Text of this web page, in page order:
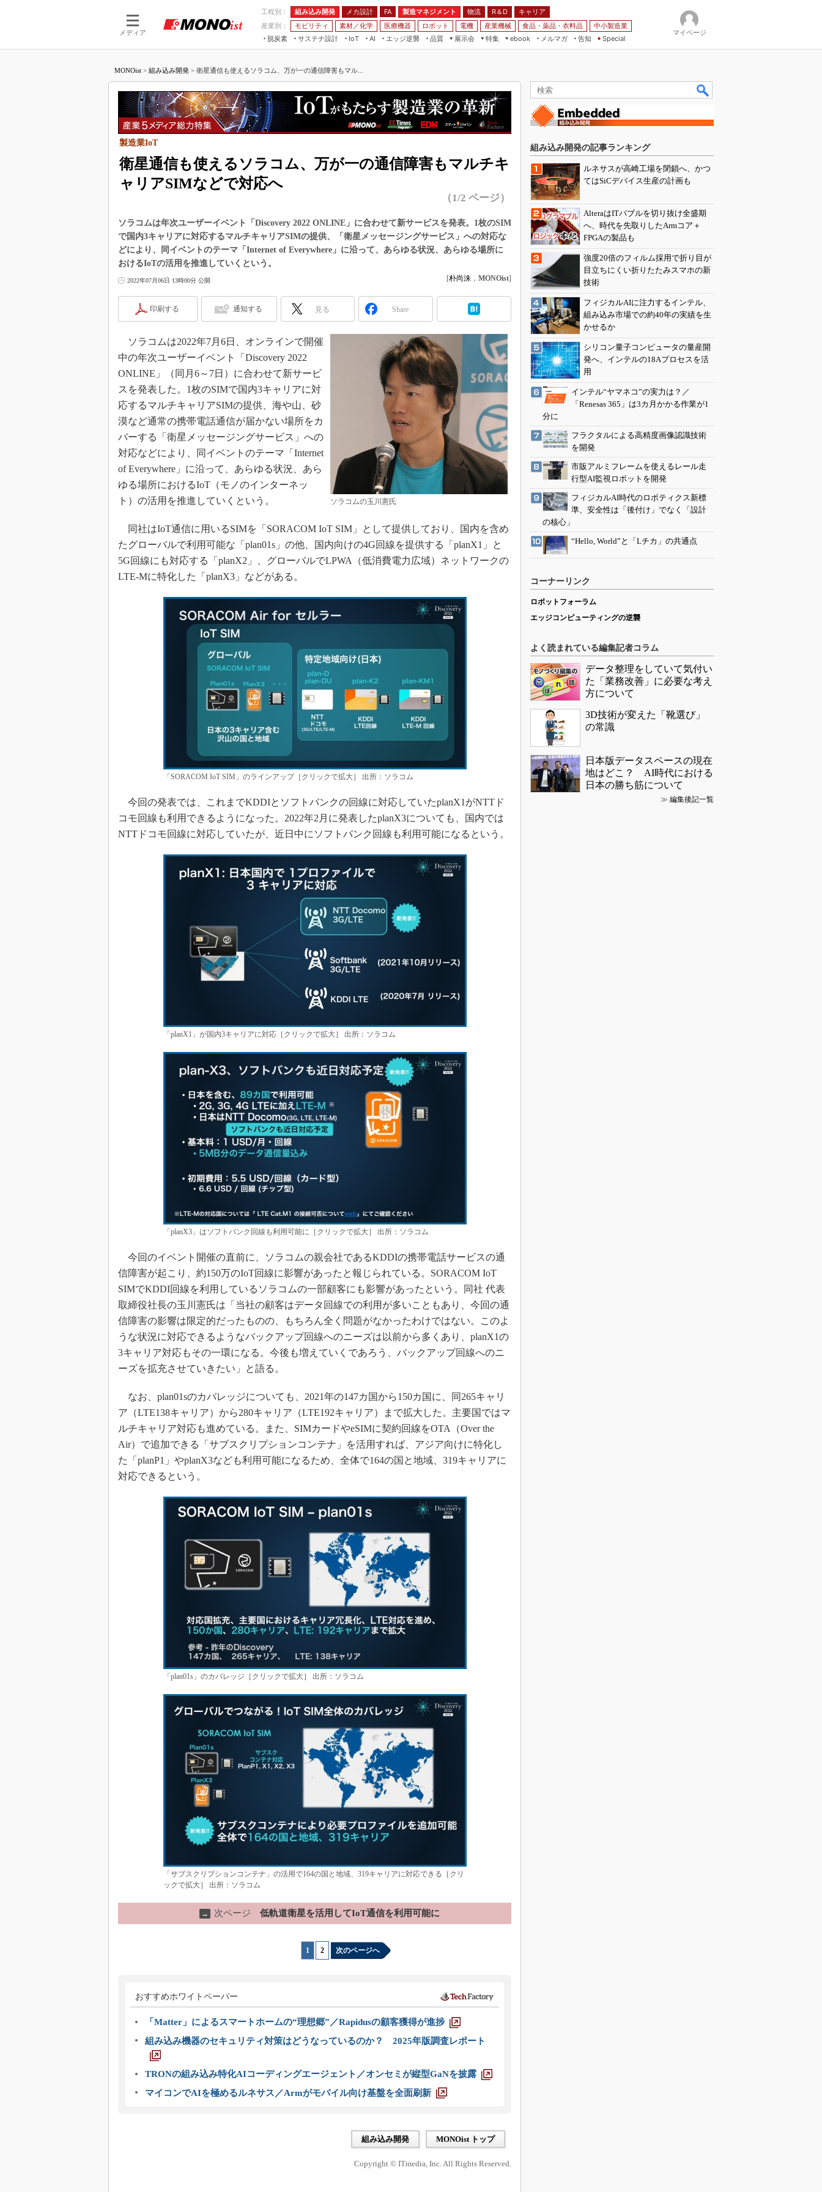
メディア
工程別： 組み込み開発 メカ設計 FA 製造マネジメント 物流 R＆D
キャリア
産業別：
モビリティ 素材／化学 医療機器 ロボット 電機 産業機械 食品・薬品・衣料品
中小製造業
脱炭素
サステナ設計
IoT
つながる工場
つながるサービス
AI
AI×設備保全
Physical AI
エッジ逆襲 品質
展示会
JIMTOF
組込み/エッジ コンピューティング
展＆IoT/5Gソリューション展
IIFES
国際ロボット展
ジャパンモビリティショー
TECHNO-FRONTIER
EdgeTech+
日本ものづくりワールド
特集
つながるクルマ
5G
VR／AR
フィールドサービス
組み込み画像技術
車載ソフト開発
ISO26262
デジタルツインとCAE
S＆OP
インダストリー4.0
イノベーション
製造業ビッグデータ
メイドインジャパン
植物工場
知財マネジメント
海外生産
グローバル設計・開発
制御セキュリティ
新型コロナへの対応
ebook
製造マネジメント
FA
モビリティ
メルマガ
告知 Special
マイページ
MONOist > 組み込み開発 > 衛星通信も使えるソラコム、万が一の通信障害もマル...
衛星通信も使えるソラコム、万が一の通信障害もマルチキ
ャリアSIMなどで対応へ
製造業IoT
（1/2 ページ）
ソラコムは年次ユーザーイベント「Discovery 2022 ONLINE」に合わせて新サービスを発表。1枚のSIM
で国内3キャリアに対応するマルチキャリアSIMの提供、「衛星メッセージングサービス」への対応な
どにより、同イベントのテーマ「Internet of Everywhere」に沿って、あらゆる状況、あらゆる場所に
おけるIoTの活用を推進していくという。
2022年07月06日 13時00分 公開 [朴尚洙 ， MONOist]
印刷する 通知する 見る Share
ソラコムの玉川憲氏
ソラコムは2022年7月6日、オンラインで開催
中の年次ユーザーイベント「Discovery 2022
ONLINE」（同月6～7日）に合わせて新サービ
スを発表した。1枚のSIMで国内3キャリアに対
応するマルチキャリアSIMの提供、海や山、砂
漠など通常の携帯電話通信が届かない場所をカ
バーする「衛星メッセージングサービス」への
対応などにより、同イベントのテーマ「Internet
of Everywhere」に沿って、あらゆる状況、あら
ゆる場所におけるIoT（モノのインターネッ
ト）の活用を推進していくという。
同社はIoT通信に用いるSIMを「SORACOM IoT SIM」として提供しており、国内を含め
たグローバルで利用可能な「plan01s」の他、国内向けの4G回線を提供する「planX1」と
5G回線にも対応する「planX2」、グローバルでLPWA（低消費電力広域）ネットワークの
LTE-Mに特化した「planX3」などがある。
「SORACOM IoT SIM」のラインアップ［クリックで拡大］ 出所：ソラコム
今回の発表では、これまでKDDIとソフトバンクの回線に対応していたplanX1がNTTド
コモ回線も利用できるようになった。2022年2月に発表したplanX3についても、国内では
NTTドコモ回線に対応していたが、近日中にソフトバンク回線も利用可能になるという。
「planX1」が国内3キャリアに対応［クリックで拡大］ 出所：ソラコム
「planX3」はソフトバンク回線も利用可能に［クリックで拡大］ 出所：ソラコム
今回のイベント開催の直前に、ソラコムの親会社であるKDDIの携帯電話サービスの通
信障害が起こり、約150万のIoT回線に影響があったと報じられている。SORACOM IoT
SIMでKDDI回線を利用しているソラコムの一部顧客にも影響があったという。同社 代表
取締役社長の玉川憲氏は「当社の顧客はデータ回線での利用が多いこともあり、今回の通
信障害の影響は限定的だったものの、もちろん全く問題がなかったわけではない。このよ
うな状況に対応できるようなバックアップ回線へのニーズは以前から多くあり、planX1の
3キャリア対応もその一環になる。今後も増えていくであろう、バックアップ回線へのニ
ーズを拡充させていきたい」と語る。
なお、plan01sのカバレッジについても、2021年の147カ国から150カ国に、同265キャリ
ア（LTE138キャリア）から280キャリア（LTE192キャリア）まで拡大した。主要国ではマ
ルチキャリア対応も進めている。また、SIMカードやeSIMに契約回線をOTA（Over the
Air）で追加できる「サブスクリプションコンテナ」を活用すれば、アジア向けに特化し
た「planP1」やplanX3なども利用可能になるため、全体で164の国と地域、319キャリアに
対応できるという。
「plan01s」のカバレッジ［クリックで拡大］ 出所：ソラコム
「サブスクリプションコンテナ」の活用で164の国と地域、319キャリアに対応できる［クリ
ックで拡大］ 出所：ソラコム
→ 次ページ 低軌道衛星を活用してIoT通信を利用可能に
1 2 次のページへ
おすすめホワイトペーパー
「Matter」によるスマートホームの“理想郷”／Rapidusの顧客獲得が進捗
組み込み機器のセキュリティ対策はどうなっているのか？ 2025年版調査レポート
TRONの組み込み特化AIコーディングエージェント／オンセミが縦型GaNを披露
マイコンでAIを極めるルネサス／Armがモバイル向け基盤を全面刷新
組み込み開発 MONOist トップ
Copyright © ITmedia, Inc. All Rights Reserved.
組み込み開発の記事ランキング
ルネサスが高崎工場を閉鎖へ、かつ
てはSiCデバイス生産の計画も
AlteraはITバブルを切り抜け全盛期
へ、時代を先取りしたArmコア＋
FPGAの製品も
強度20倍のフィルム採用で折り目が
目立ちにくい折りたたみスマホの新
技術
フィジカルAIに注力するインテル、
組み込み市場での約40年の実績を生
かせるか
シリコン量子コンピュータの量産開
発へ、インテルの18Aプロセスを活
用
インテル“ヤマネコ”の実力は？／
「Renesas 365」は3カ月かかる作業が1
分に
フラクタルによる高精度画像認識技術
を開発
市販アルミフレームを使えるレール走
行型AI監視ロボットを開発
フィジカルAI時代のロボティクス新標
準、安全性は「後付け」でなく「設計
の核心」
“Hello, World”と「Lチカ」の共通点
コーナーリンク
ロボットフォーラム
エッジコンピューティングの逆襲
よく読まれている編集記者コラム
データ整理をしていて気付い
た「業務改善」に必要な考え
方について
3D技術が変えた「靴選び」
の常識
日本版データスペースの現在
地はどこ？ AI時代における
日本の勝ち筋について
≫ 編集後記一覧